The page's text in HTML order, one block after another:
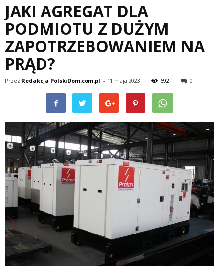
JAKI AGREGAT DLA
PODMIOTU Z DUŻYM
ZAPOTRZEBOWANIEM NA
PRĄD?
Przez Redakcja PolskiDom.com.pl - 11 maja 2023 692 0